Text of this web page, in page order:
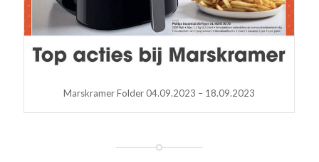
Marskramer Folder 04.09.2023 – 18.09.2023